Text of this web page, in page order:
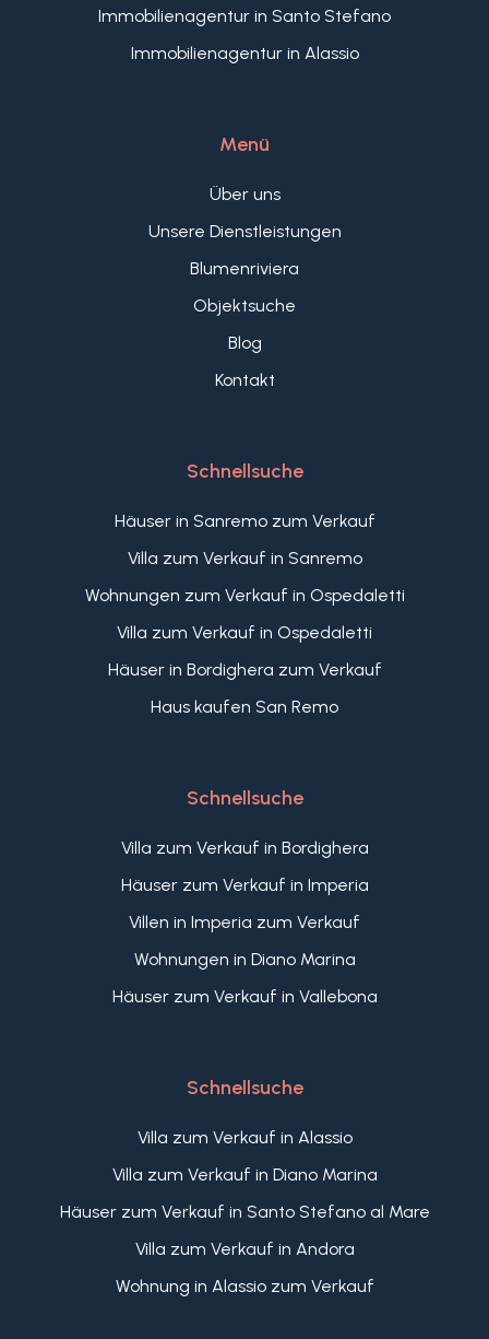
Anwesen.
Immobilienagentur in Santo Stefano
Immobilienagentur in Alassio
Menü
Über uns
Unsere Dienstleistungen
Blumenriviera
Objektsuche
Blog
Kontakt
Schnellsuche
Häuser in Sanremo zum Verkauf
Villa zum Verkauf in Sanremo
Wohnungen zum Verkauf in Ospedaletti
Villa zum Verkauf in Ospedaletti
Häuser in Bordighera zum Verkauf
Haus kaufen San Remo
Schnellsuche
Villa zum Verkauf in Bordighera
Häuser zum Verkauf in Imperia
Villen in Imperia zum Verkauf
Wohnungen in Diano Marina
Häuser zum Verkauf in Vallebona
Schnellsuche
Villa zum Verkauf in Alassio
Villa zum Verkauf in Diano Marina
Häuser zum Verkauf in Santo Stefano al Mare
Villa zum Verkauf in Andora
Wohnung in Alassio zum Verkauf